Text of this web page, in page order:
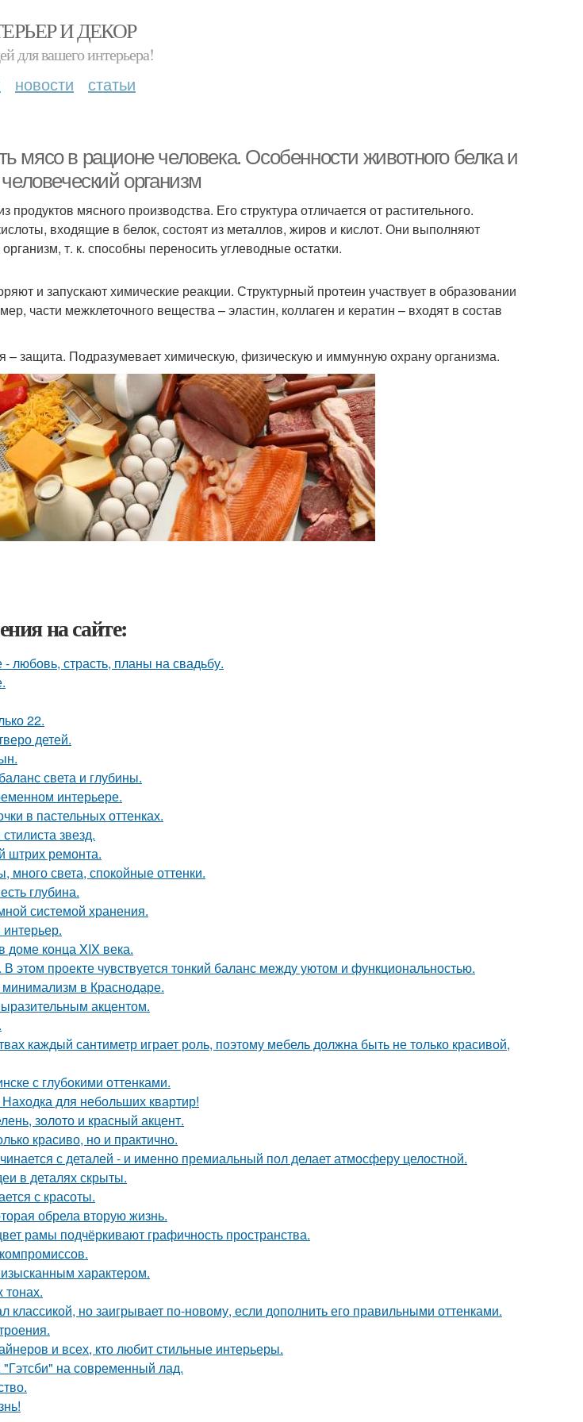
И ДЕКОР
для вашего интерьера!
новости статьи
мясо в рационе человека. Особенности животного белка и
организм
мясного производства. Его структура отличается от растительного.
входящие в белок, состоят из металлов, жиров и кислот. Они выполняют
т. к. способны переносить углеводные остатки.
и запускают химические реакции. Структурный протеин участвует в образовании
части межклеточного вещества – эластин, коллаген и кератин – входят в состав
защита. Подразумевает химическую, физическую и иммунную охрану организма.
на сайте:
любовь, страсть, планы на свадьбу.
22.
детей.
света и глубины.
интерьере.
в пастельных оттенках.
звезд.
штрих ремонта.
много света, спокойные оттенки.
глубина.
системой хранения.
доме конца XIX века.
этом проекте чувствуется тонкий баланс между уютом и функциональностью.
в Краснодаре.
акцентом.
каждый сантиметр играет роль, поэтому мебель должна быть не только красивой,
с глубокими оттенками.
для небольших квартир!
золото и красный акцент.
красиво, но и практично.
с деталей - и именно премиальный пол делает атмосферу целостной.
в деталях скрыты.
с красоты.
обрела вторую жизнь.
рамы подчёркивают графичность пространства.
характером.
классикой, но заигрывает по-новому, если дополнить его правильными оттенками.
и всех, кто любит стильные интерьеры.
"Гэтсби" на современный лад.